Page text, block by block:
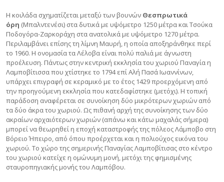
Η κοιλάδα σχηματίζεται μεταξύ των βουνών Θεσπρωτικά
όρη (Μπαλντενέσι) στα δυτικά με υψόμετρο 1250 μέτρα και Τσούκα
Ποδογόρα-Ζαρκοράχη στα ανατολικά με υψόμετρο 1270 μέτρα.
Περιλαμβάνει επίσης τη λίμνη Μαυρή, η οποία αποξηράνθηκε περί
το 1960. Η ονομασία τα Λέλοβα είναι πολύ παλιά με άγνωστη
προέλευση. Πάντως στην κεντρική εκκλησία του χωριού Παναγία η
Λαμποβίτισσα που χτίστηκε το 1794 επί Αλή Πασά Ιωαννίνων,
υπάρχει επιγραφή σε κεραμικό με το έτος 1429 προερχόμενη από
την προηγούμενη εκκλησία που κατεδαφίστηκε (μετόχι). Η τοπική
παράδοση αναφέρεται σε συνοίκηση δύο μικρότερων χωριών από
τα δύο άκρα του χωριού. Ως πιθανή αρχή της συνοίκησης των δύο
ακραίων αρχαιότερων χωριών (απάνω και κάτω μαχαλάς σήμερα)
μπορεί να θεωρηθεί η εποχή καταστροφής της πόλεος Λάμποβο στη
Βόρειο Ήπειρο, από όπου προέρχεται και η πολιούχος εικόνα του
χωριού. Το χώρο της σημερινής Παναγίας Λαμποβίτισας στο κέντρο
του χωριού κατείχε η ομώνυμη μονή, μετόχι της φημισμένης
σταυροπηγιακής μονής του Λαμπόβου.